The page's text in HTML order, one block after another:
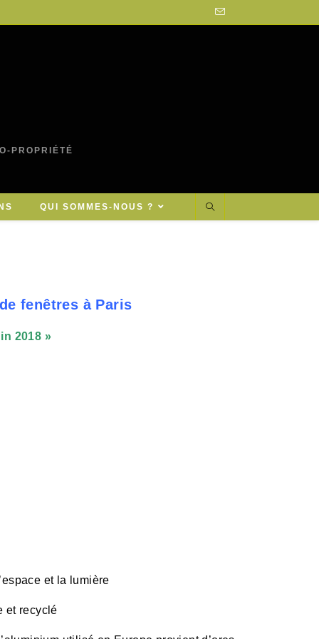
PROPRIÉTÉ
QUI SOMMES-NOUS ?
fenêtres à Paris
2018 »
et la lumière
et recyclé